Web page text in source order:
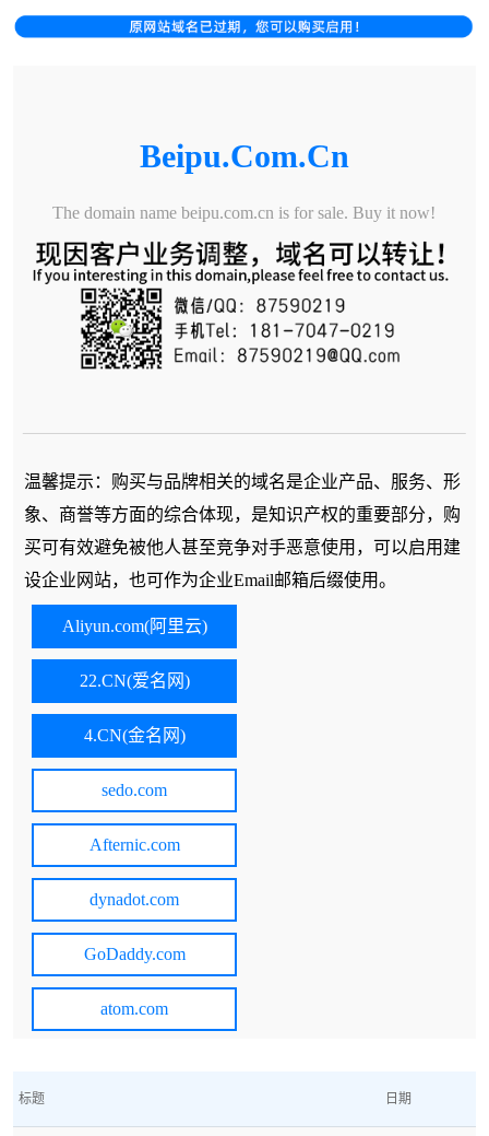
Beipu.com.cn
The domain name beipu.com.cn is for sale. Buy it now!
温馨提示：购买与品牌相关的域名是企业产品、服务、形
象、商誉等方面的综合体现，是知识产权的重要部分，购
买可有效避免被他人甚至竞争对手恶意使用，可以启用建
设企业网站，也可作为企业Email邮箱后缀使用。
Aliyun.com(阿里云)
22.CN(爱名网)
4.CN(金名网)
sedo.com
Afternic.com
dynadot.com
GoDaddy.com
atom.com
标题 日期